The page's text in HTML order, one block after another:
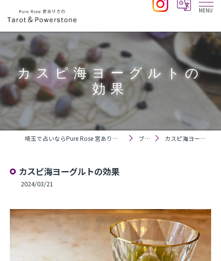
カスピ海ヨーグルトの
効果
埼玉で占いならPure Rose 宮ありさのTarot＆Powerstone ブログ カスピ海ヨーグルトの効果
カスピ海ヨーグルトの効果
2024/03/21